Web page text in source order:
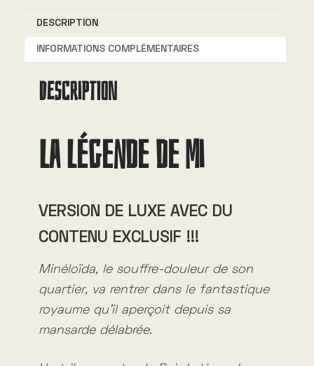
a
t
DESCRIPTION
INFORMATIONS COMPLÉMENTAIRES
DESCRIPTION
La Légende de Mi
VERSION DE LUXE AVEC DU
CONTENU EXCLUSIF !!!
Minéloïda, le souffre-douleur de son
quartier, va rentrer dans le fantastique
royaume qu’il aperçoit depuis sa
mansarde délabrée.